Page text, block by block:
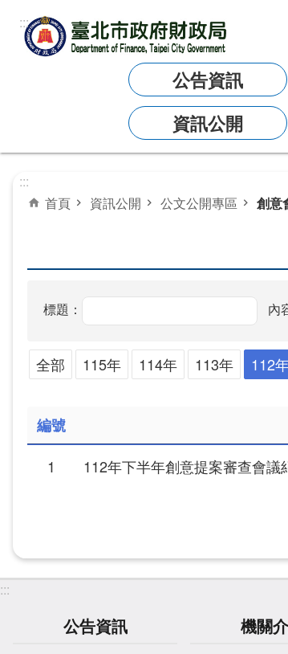
跳到主要內容區塊
:::
公告資訊
資訊公開
:::
首頁 資訊公開 公文公開專區 創意
標題： 內
全部 115年 114年 113年 112
編號
1
112年下半年創意提案審查會議
:::
公告資訊 機關